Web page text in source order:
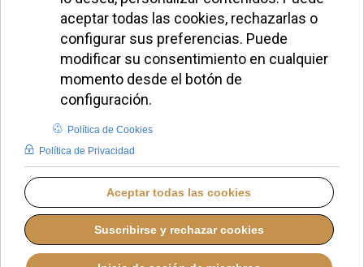
autenticidad del
Papa León XIV tras
su primera
entrevista oficial
JAVIER RUIZ ARREGUI
PAPA LEÓN XIV
MARTES, 09 SEPTIEMBRE 2025 18:46